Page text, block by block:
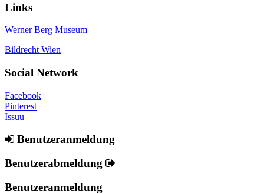
Links
Werner Berg Museum
Bildrecht Wien
Social Network
Facebook
Pinterest
Issuu
Benutzeranmeldung
Benutzerabmeldung
Benutzeranmeldung